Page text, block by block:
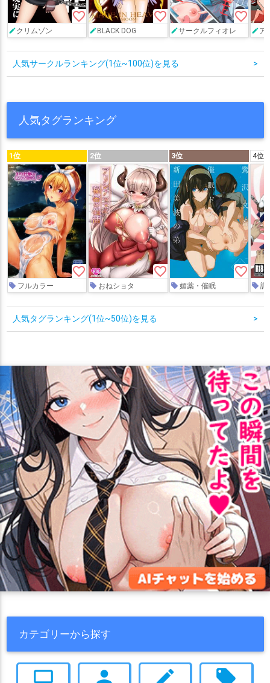
favorite_border
クリムゾン
favorite_border
BLACK DOG
favorite_border
サークルフィオレ ア
人気サークルランキング(1位~100位)を見る >
人気タグランキング
1位
favorite_border
フルカラー
2位
favorite_border
おねショタ
3位
favorite_border
媚薬・催眠
4位
調
人気タグランキング(1位~50位)を見る >
カテゴリーから探す
computer person create local_offer